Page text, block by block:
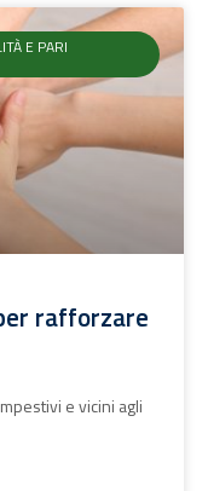
E PARI
rafforzare
e vicini agli